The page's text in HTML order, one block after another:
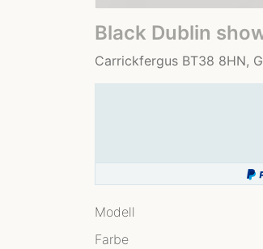
Black Dublin
Carrickfergus BT38 8HN,
Modell
Farbe